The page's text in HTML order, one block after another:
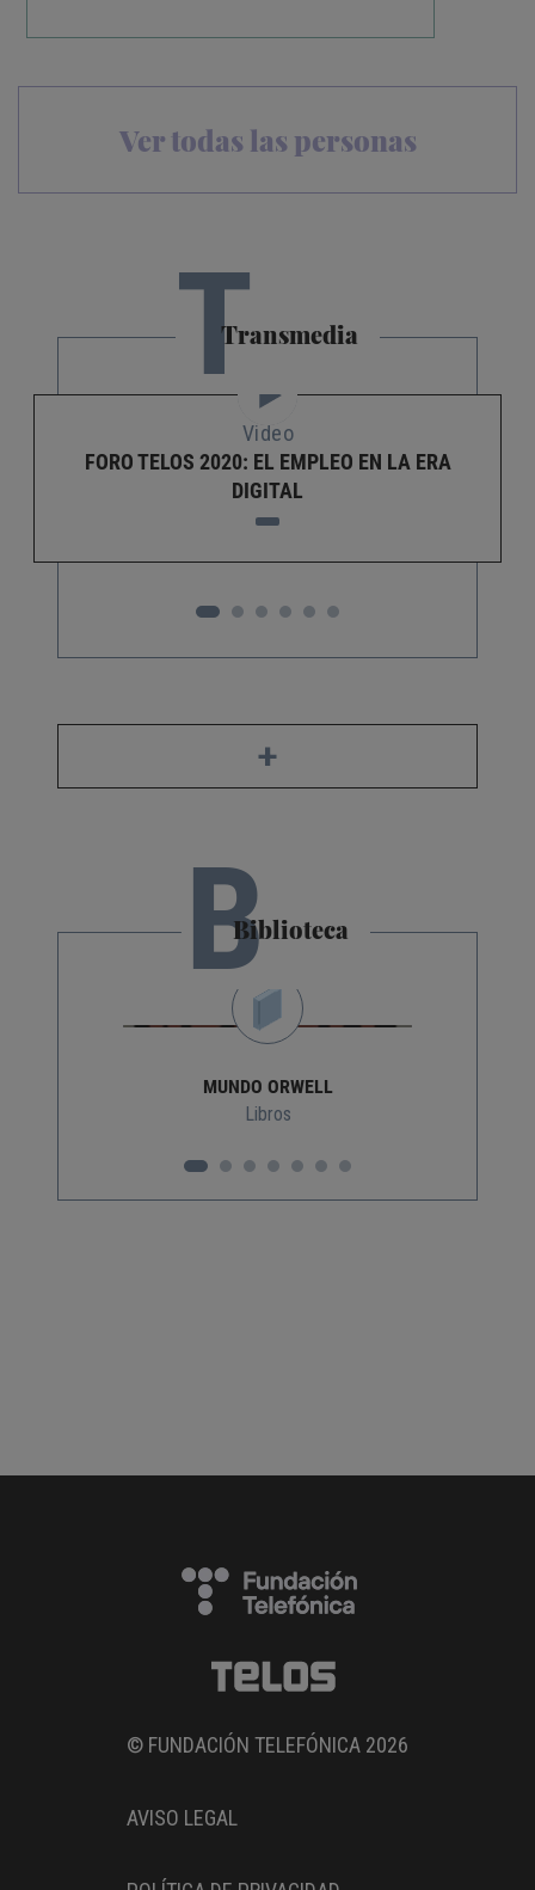
Ver todas las personas
TTransmedia
Video
FORO TELOS 2020: EL EMPLEO EN LA ERA
DIGITAL
+
BBiblioteca
MUNDO ORWELL
Libros
© FUNDACIÓN TELEFÓNICA 2026
AVISO LEGAL